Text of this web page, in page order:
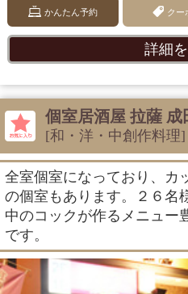
かんたん予約 クー
詳細
個室居酒屋 拉薩 成
[和・洋・中創作料理]
全室個室になっており、カ
の個室もあります。２６名
中のコックが作るメニュー
です。